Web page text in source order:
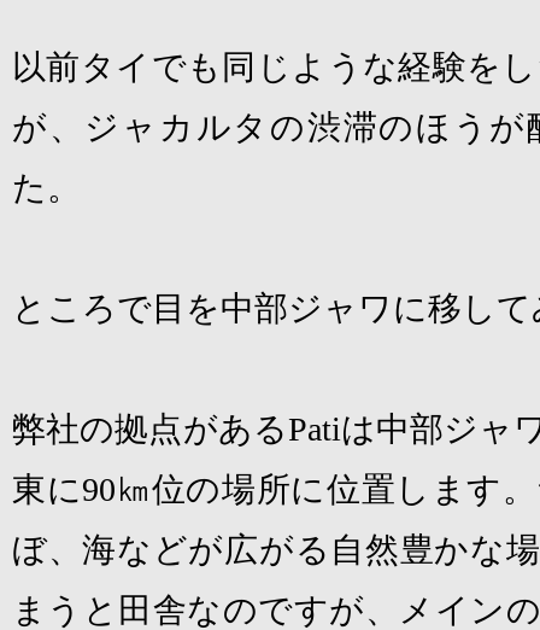
以前タイでも同じような経験を
が、ジャカルタの渋滞のほう
た。
ところで目を中部ジャワに移し
弊社の拠点があるPatiは中部ジャ
東に90㎞位の場所に位置します
ぼ、海などが広がる自然豊かな
まうと田舎なのですが、メイン